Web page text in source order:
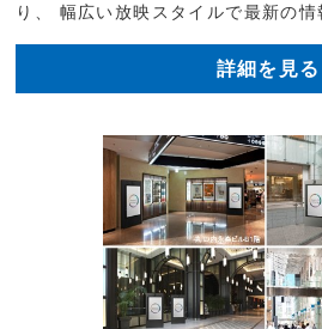
り、 幅広い放映スタイルで最新の情
詳細を見る